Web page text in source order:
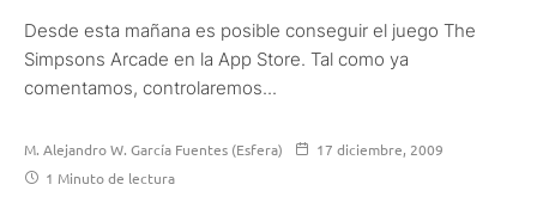
Desde esta mañana es posible conseguir el juego The
Simpsons Arcade en la App Store. Tal como ya
comentamos, controlaremos...
M. Alejandro W. García Fuentes (Esfera)
17 diciembre, 2009
1 Minuto de lectura